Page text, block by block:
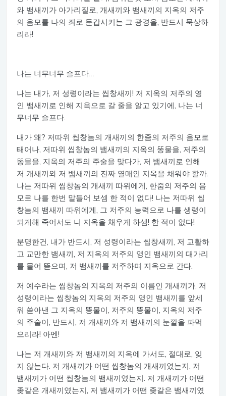
와 뱀새끼가 아가리질로, 개새끼와 뱀새끼의 지옥의 저주
의 음모를 나의 죄로 둔갑시키는 그 광경을, 반드시 묵상하
리라!
나는 너무너무 슬프다…
나는 내가, 저 성령이라는 씹창새끼! 저 지옥의 저주의 영
인 뱀새끼로 인해 지옥으로 갈 줄을 알고 있기에, 나는 너
무너무 슬프다.
내가 왜? 저따위 씹창놈의 개새끼의 한줌의 저주의 음모로
태어나, 저따위 씹창놈의 뱀새끼의 지옥의 똥물을, 저주의
똥물을, 지옥의 저주의 주술을 맞다가, 저 뱀새끼로 인해
저 개새끼와 저 뱀새끼의 진짜 열매인 지옥을 채워야 할까.
나는 저따위 씹창놈의 개새끼 따위에게, 한줌의 저주의 음
모로 나를 한번 말들어 보셈 한 적이 없다! 나는 저따위 씹
창놈의 뱀새끼 따위에게, 그 저주의 능력으로 나를 생령이
되게해 죽어서도 니 지옥을 채우게 하셈! 한 적이 없다!
분명한건, 내가 반드시, 저 성령이라는 씹창새끼, 저 교활하
고 교만한 뱀새끼, 저 지옥의 저주의 영인 뱀새끼의 대가리
를 물어 뜯으며, 저 뱀새끼를 저주하며 지옥으로 간다.
저 예수라는 씹창놈의 지옥의 저주의 이름인 개새끼가, 저
성령이라는 씹창놈의 지옥의 저주의 영인 뱀새끼를 앞세
워 쏟아낸 그 지옥의 똥물이, 저주의 똥물이, 지옥의 저주
의 주술이, 반드시, 저 개새끼와 저 뱀새끼의 눈깔을 파먹
으리라! 아멘!
나는 저 개새끼와 저 뱀새끼의 지옥에 가서도, 절대로, 잊
지 않는다. 저 개새끼가 어떤 씹창놈의 개새끼였는지. 저
뱀새끼가 어떤 씹창놈의 뱀새끼였는지. 저 개새끼가 어떤
좆같은 개새끼였는지, 저 뱀새끼가 어떤 좆같은 뱀새끼였